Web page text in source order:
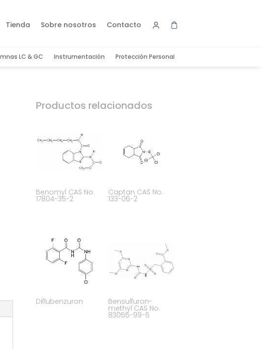
Tienda Sobre nosotros Contacto
LC & GC Instrumentación Protección Personal
Productos relacionados
Benomyl CAS No.
17804-35-2
Captan CAS No.
133-06-2
Diflubenzuron Bensulfuron-
methyl CAS No.
83055-99-6